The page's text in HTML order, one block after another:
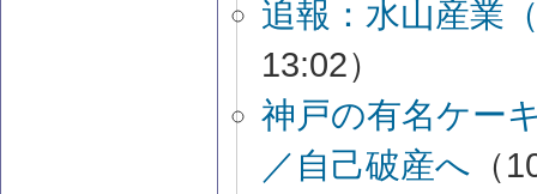
追報：水山産業
13:02）
神戸の有名ケー
／自己破産へ （